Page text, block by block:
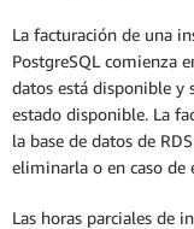
La facturación de una
PostgreSQL comienza
datos está disponible y
estado disponible. La
la base de datos de
eliminarla o en caso de
Las horas parciales de